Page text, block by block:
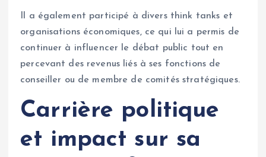
Il a également participé à divers think tanks et
organisations économiques, ce qui lui a permis de
continuer à influencer le débat public tout en
percevant des revenus liés à ses fonctions de
conseiller ou de membre de comités stratégiques.
Carrière politique
et impact sur sa